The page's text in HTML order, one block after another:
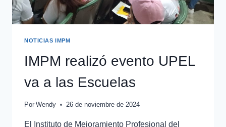
NOTICIAS IMPM
IMPM realizó evento UPEL
va a las Escuelas
Por Wendy 26 de noviembre de 2024
El Instituto de Mejoramiento Profesional del